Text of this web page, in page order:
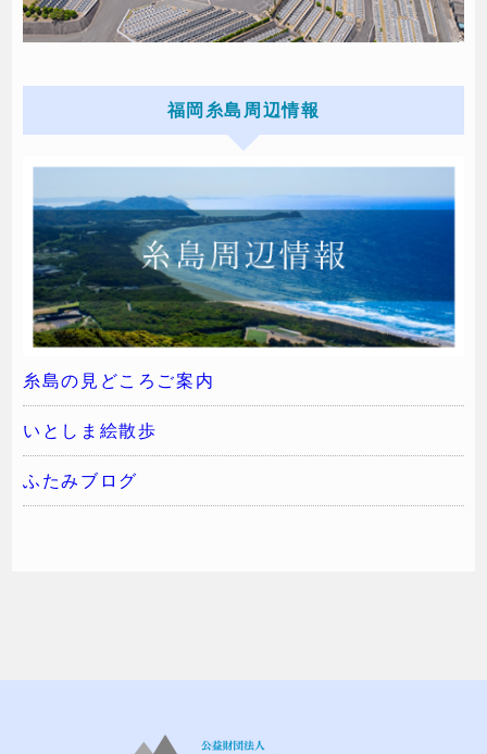
福岡糸島周辺情報
糸島の見どころご案内
いとしま絵散歩
ふたみブログ